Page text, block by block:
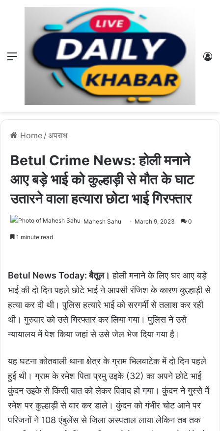
Menu
Home / अपराध
Betul Crime News: होली मनाने
आए बड़े भाई को कुल्हाड़ी से मौत के घाट
उतारने वाला हत्यारा छोटा भाई गिरफ्तार
Mahesh Sahu March 9, 2023 0
1 minute read
Betul News Today: बैतूल। होली मनाने के लिए घर आए बड़े
भाई की दो दिन पहले छोटे भाई ने आपसी रंजिश के कारण कुल्हाड़ी से
हत्या कर दी थी। पुलिस हत्यारे भाई को सरगर्मी से तलाश कर रही
थी। गुरुवार को उसे गिरफ्तार कर लिया गया। पुलिस ने उसे
न्यायालय में पेश किया जहां से उसे जेल भेज दिया गया है।
यह घटना कोतवाली थाना क्षेत्र के ग्राम भिलवाटेक में दो दिन पहले
हुई थी। ग्राम के रमेश पिता प्रमु उइके (32) का अपने छोटे भाई
कुंदन उइके से किसी बात को लेकर विवाद हो गया। कुंदन ने गुस्से में
रमेश पर कुल्हाड़ी से वार कर डाले। कुंदन को गंभीर चोट आने पर
परिजनों ने 108 एंबुलेंस से जिला अस्पताल लाया लेकिन तब तक